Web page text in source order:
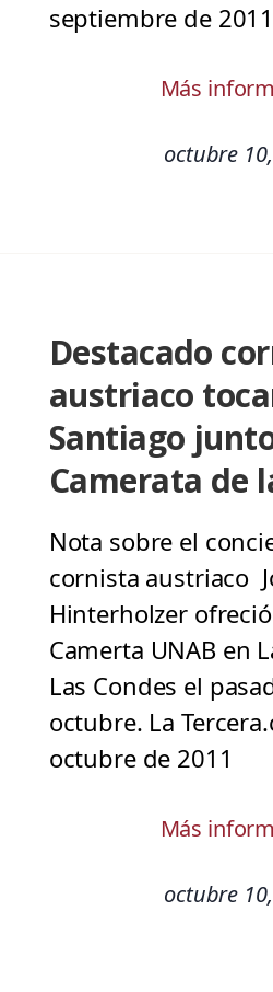
septiembre de 2011
Más
octubre
Destacado
austriaco
Santiago
Camerata de
Nota sobre el
cornista austriaco
Hinterholzer
Camerta UNAB en
Las Condes el
octubre. La
octubre de 2011
Más
octubre